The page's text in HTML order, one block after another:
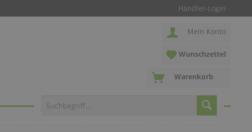
Händler-Login
Mein Konto
Wunschzettel
Warenkorb